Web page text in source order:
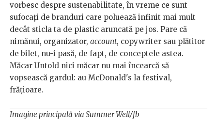
vorbesc despre sustenabilitate, în vreme ce sunt
sufocați de branduri care poluează infinit mai mult
decât sticla ta de plastic aruncată pe jos. Pare că
nimănui, organizator, account, copywriter sau plătitor
de bilet, nu-i pasă, de fapt, de conceptele astea.
Măcar Untold nici măcar nu mai încearcă să
vopsească gardul: au McDonald's la festival,
frățioare.
Imagine principală via Summer Well/fb